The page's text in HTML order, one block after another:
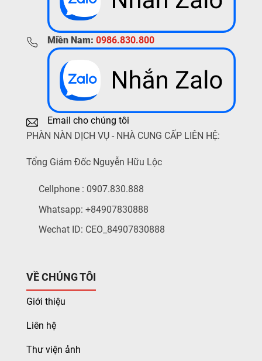
Miền Nam: 0986.830.800
Email cho chúng tôi
PHÀN NÀN DỊCH VỤ - NHÀ CUNG CẤP LIÊN HỆ:
Tổng Giám Đốc Nguyễn Hữu Lộc
Cellphone : 0907.830.888
Whatsapp: +84907830888
Wechat ID: CEO_84907830888
VỀ CHÚNG TÔI
Giới thiệu
Liên hệ
Thư viện ảnh